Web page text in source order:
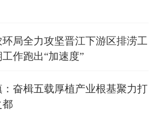
局全力攻坚晋江下游区排涝工
作跑出“加速度”
奋楫五载厚植产业根基聚力打
都